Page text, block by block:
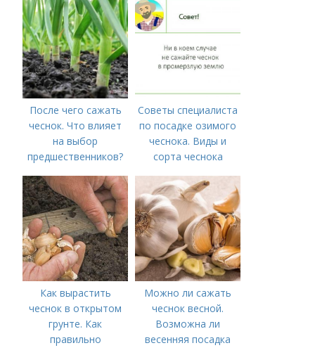
После чего сажать
чеснок. Что влияет
на выбор
предшественников?
Советы специалиста
по посадке озимого
чеснока. Виды и
сорта чеснока
Как вырастить
чеснок в открытом
грунте. Как
правильно
Можно ли сажать
чеснок весной.
Возможна ли
весенняя посадка